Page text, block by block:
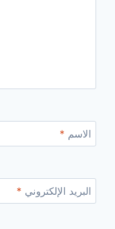
الاسم *
البريد الإلكتروني *